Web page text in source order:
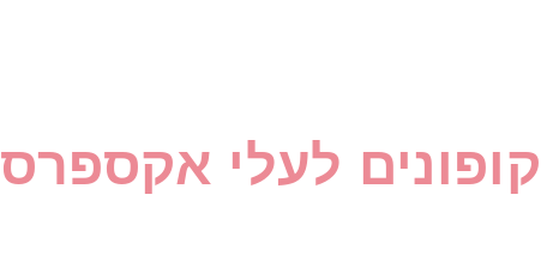
קופונים לעלי אקספרס